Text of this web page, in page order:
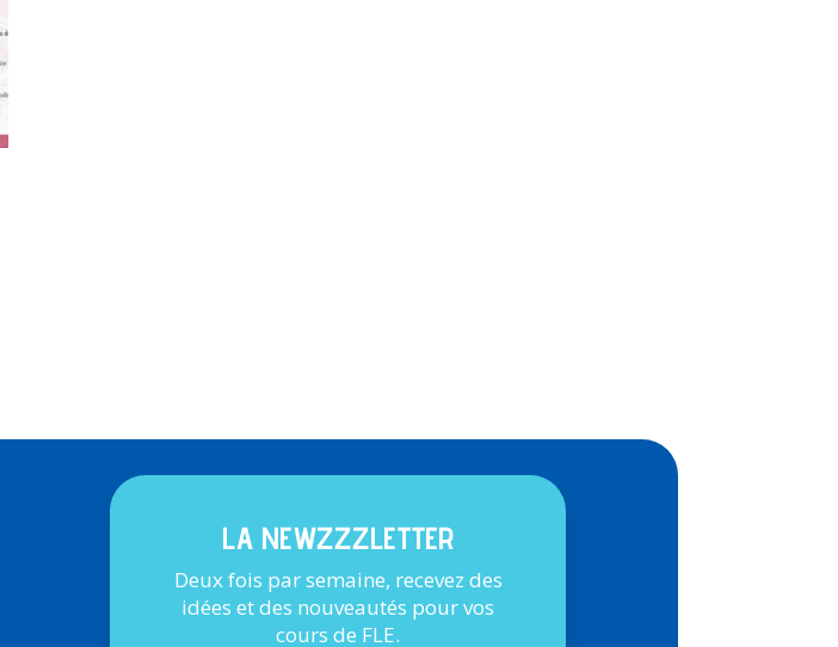
LA NEWZZZLETTER
Deux fois par semaine, recevez des
idées et des nouveautés pour vos
cours de FLE.